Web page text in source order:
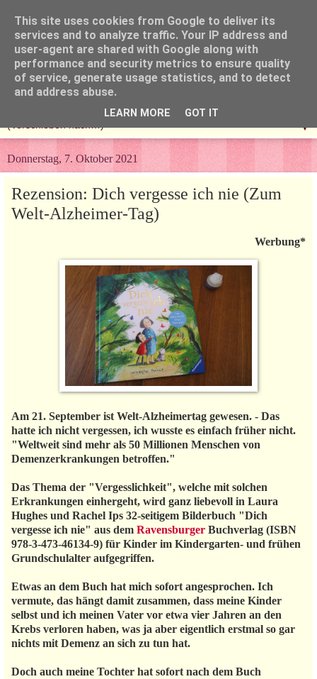
▼
Donnerstag, 7. Oktober 2021
Rezension: Dich vergesse ich nie (Zum
Welt-Alzheimer-Tag)
Werbung*
Am 21. September ist Welt-Alzheimertag gewesen. - Das
hatte ich nicht vergessen, ich wusste es einfach früher nicht.
"Weltweit sind mehr als 50 Millionen Menschen von
Demenzerkrankungen betroffen."
Das Thema der "Vergesslichkeit", welche mit solchen
Erkrankungen einhergeht, wird ganz liebevoll in Laura
Hughes und Rachel Ips 32-seitigem Bilderbuch "Dich
vergesse ich nie" aus dem Ravensburger Buchverlag (ISBN
978-3-473-46134-9) für Kinder im Kindergarten- und frühen
Grundschulalter aufgegriffen.
Etwas an dem Buch hat mich sofort angesprochen. Ich
vermute, das hängt damit zusammen, dass meine Kinder
selbst und ich meinen Vater vor etwa vier Jahren an den
Krebs verloren haben, was ja aber eigentlich erstmal so gar
nichts mit Demenz an sich zu tun hat.
Doch auch meine Tochter hat sofort nach dem Buch
This site uses cookies from Google to deliver its
services and to analyze traffic. Your IP address and
user-agent are shared with Google along with
performance and security metrics to ensure quality
of service, generate usage statistics, and to detect
and address abuse.
LEARN MORE GOT IT